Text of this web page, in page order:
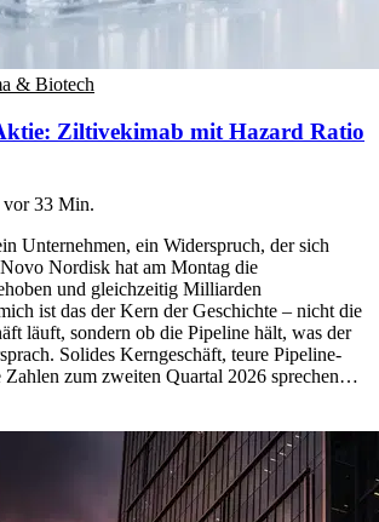
& Biotech
Ziltivekimab mit Hazard Ratio
vor 33 Min.
Unternehmen, ein Widerspruch, der sich
Nordisk hat am Montag die
und gleichzeitig Milliarden
ist das der Kern der Geschichte – nicht die
läuft, sondern ob die Pipeline hält, was der
Solides Kerngeschäft, teure Pipeline-
Zahlen zum zweiten Quartal 2026 sprechen…